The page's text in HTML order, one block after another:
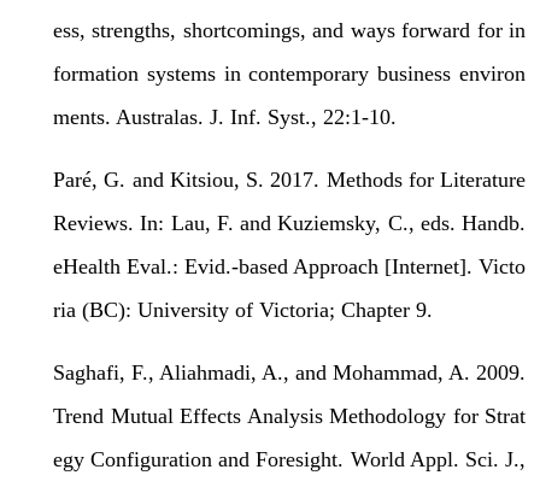
ess, strengths, shortcomings, and ways forward for in
formation systems in contemporary business environ
ments. Australas. J. Inf. Syst., 22:1-10.
Paré, G. and Kitsiou, S. 2017. Methods for Literature
Reviews. In: Lau, F. and Kuziemsky, C., eds. Handb.
eHealth Eval.: Evid.-based Approach [Internet]. Victo
ria (BC): University of Victoria; Chapter 9.
Saghafi, F., Aliahmadi, A., and Mohammad, A. 2009.
Trend Mutual Effects Analysis Methodology for Strat
egy Configuration and Foresight. World Appl. Sci. J.,